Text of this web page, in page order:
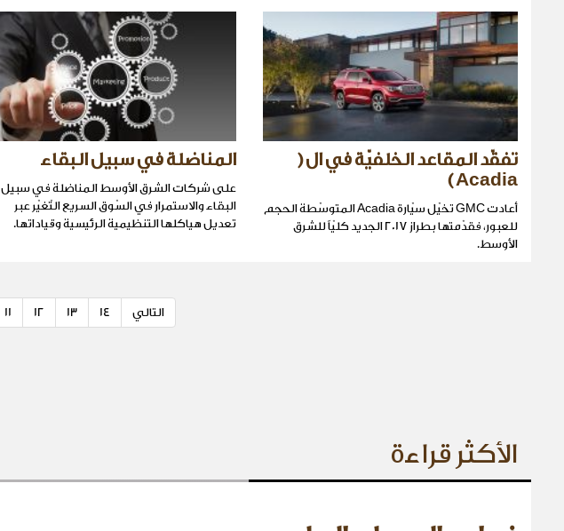
تفقّد المقاعد الخلفيّة في ال (
Acadia )
أعادت GMC تخيّل سيّارة Acadia المتوسّطة الحجم
للعبور، فقدّمتها بطراز 2017 الجديد كليّاً للشرق
الأوسط.
المناضلة في سبيل البقاء
على شركات الشرق الأوسط المناضلة في سبيل
البقاء والاستمرار في السّوق السريع التّغيّر عبر
تعديل هياكلها التنظيمية الرئيسية وقياداتها.
11 12 13 14 التالي
الأكثر قراءة